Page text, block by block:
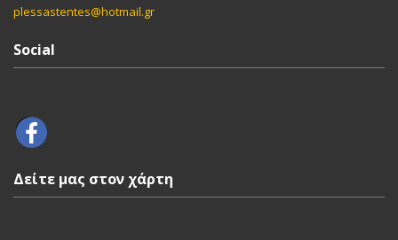
plessastentes@hotmail.gr
Social
Δείτε μας στον χάρτη